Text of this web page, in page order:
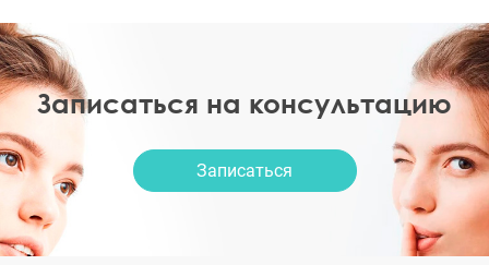
Записаться на консультацию
Записаться